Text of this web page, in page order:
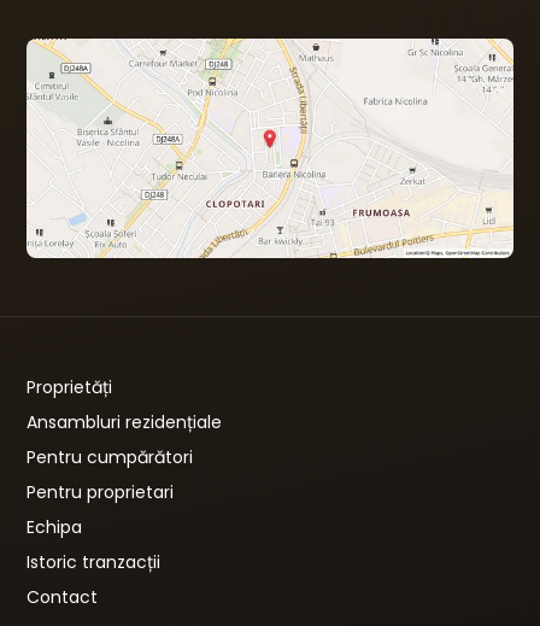
Proprietăți
Ansambluri rezidențiale
Pentru cumpărători
Pentru proprietari
Echipa
Istoric tranzacții
Contact